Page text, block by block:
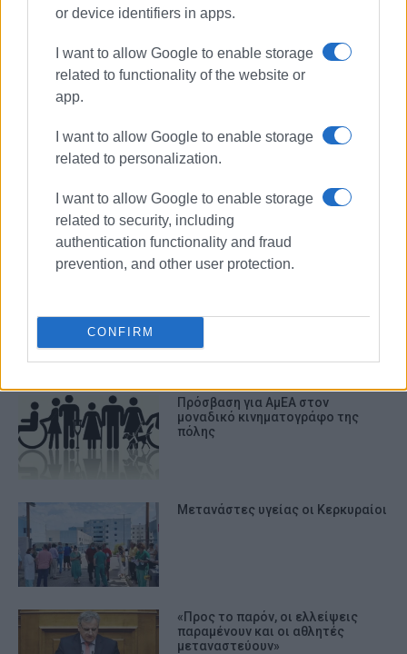
or device identifiers in apps.
I want to allow Google to enable storage
related to functionality of the website or
app.
I want to allow Google to enable storage
related to personalization.
I want to allow Google to enable storage
related to security, including
authentication functionality and fraud
prevention, and other user protection.
CONFIRM
ΣΧΕΤΙΚA AΡΘΡΑ
Πρόσβαση για ΑμΕΑ στον
μοναδικό κινηματογράφο της
πόλης
Μετανάστες υγείας οι Κερκυραίοι
«Προς το παρόν, οι ελλείψεις
παραμένουν και οι αθλητές
μεταναστεύουν»